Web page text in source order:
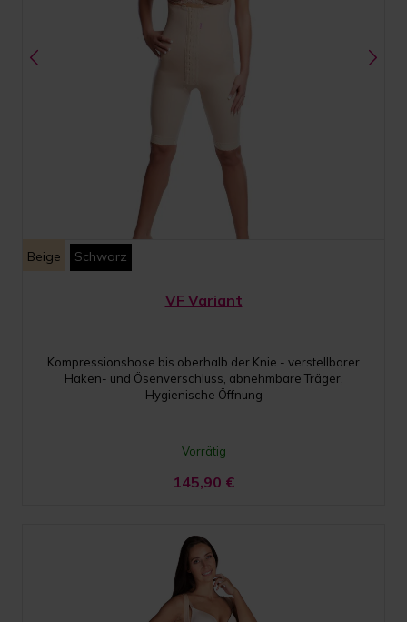
Beige Schwarz
VF Variant
Kompressionshose bis oberhalb der Knie - verstellbarer
Haken- und Ösenverschluss, abnehmbare Träger,
Hygienische Öffnung
Vorrätig
145,90 €